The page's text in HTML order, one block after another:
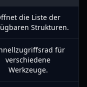
die Liste der
Strukturen.
für
verschiedene
Werkzeuge.